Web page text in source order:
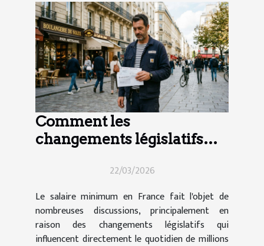
Comment les
changements législatifs
minimum en France ?
22/03/2026
Le salaire minimum en France fait l'objet de
nombreuses discussions, principalement en
raison des changements législatifs qui
influencent directement le quotidien de millions